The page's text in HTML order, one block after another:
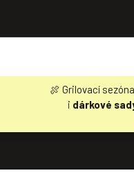
obsah
🍖 Grilovací
i dárkové